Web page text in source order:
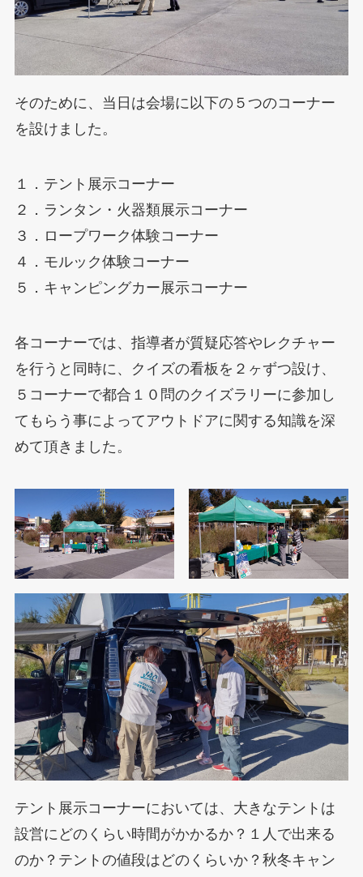
そのために、当日は会場に以下の５つのコーナー
を設けました。
１．テント展示コーナー
２．ランタン・火器類展示コーナー
３．ロープワーク体験コーナー
４．モルック体験コーナー
５．キャンピングカー展示コーナー
各コーナーでは、指導者が質疑応答やレクチャー
を行うと同時に、クイズの看板を２ヶずつ設け、
５コーナーで都合１０問のクイズラリーに参加し
てもらう事によってアウトドアに関する知識を深
めて頂きました。
テント展示コーナーにおいては、大きなテントは
設営にどのくらい時間がかかるか？１人で出来る
のか？テントの値段はどのくらいか？秋冬キャン